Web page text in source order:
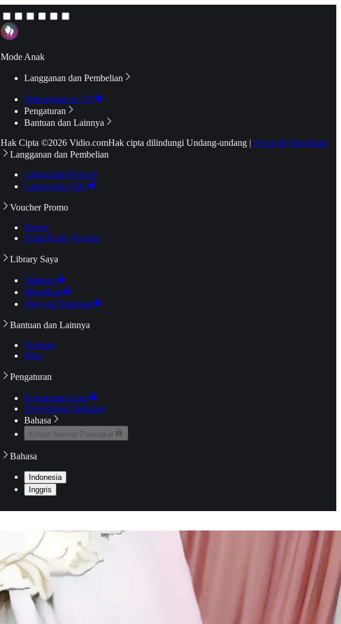
Mode Anak
Langganan dan Pembelian
Hubungkan ke TV
Pengaturan
Bantuan dan Lainnya
Hak Cipta ©2026 Vidio.comHak cipta dilindungi Undang-undang | Syarat & Ketentuan
Langganan dan Pembelian
Langganan Premier
Langganan Aktif
Voucher Promo
Promo
Pakai Kode Voucher
Library Saya
Daftarku
Mengikuti
Riwayat Tontonan
Bantuan dan Lainnya
Bantuan
Blog
Pengaturan
Pengaturan Akun
Pemeriksaan Jaringan
Bahasa
Keluar Semua Perangkat
Bahasa
Indonesia
Inggris